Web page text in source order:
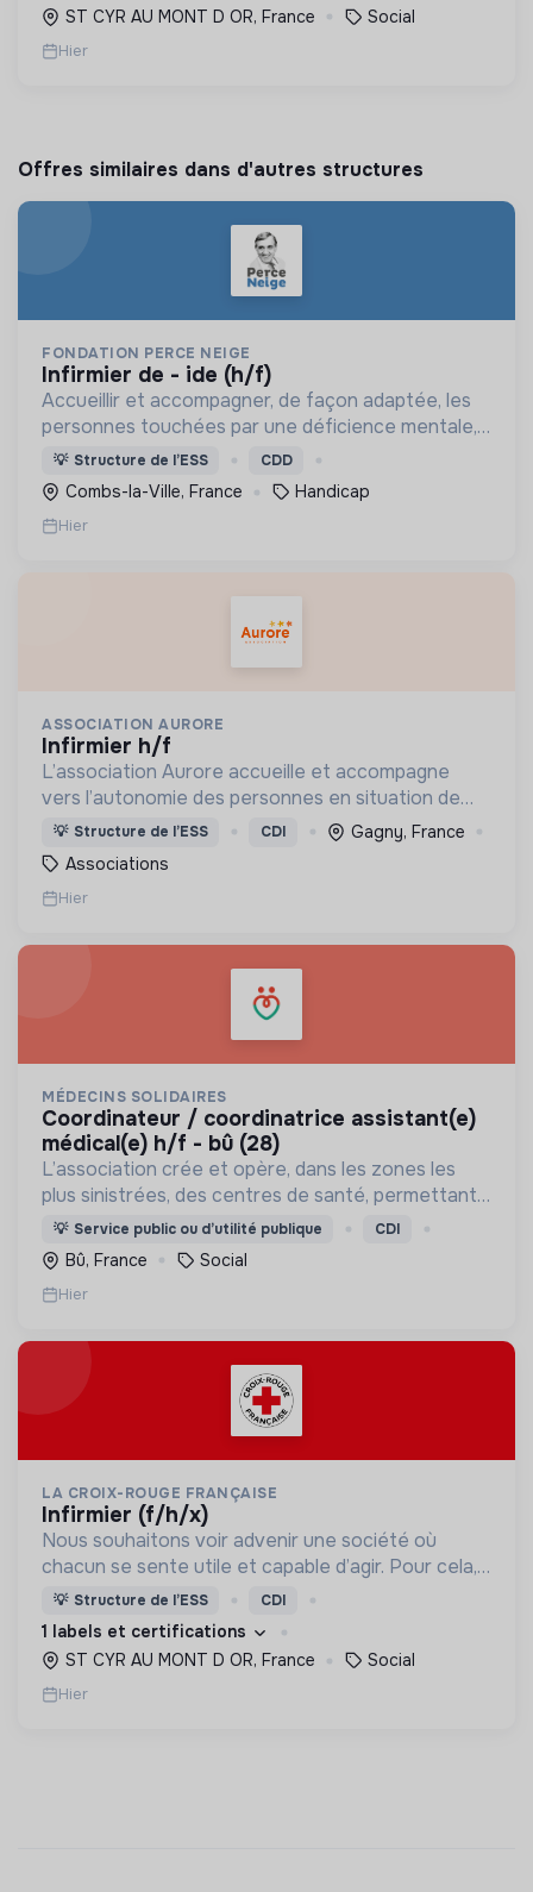
ST CYR AU MONT D OR, France
Social
Hier
Offres similaires dans d'autres structures
FONDATION PERCE NEIGE
infirmier de - ide (h/f)
Accueillir et accompagner, de façon adaptée, les
personnes touchées par une déficience mentale,
un handicap physique ou psychique
💡 Structure de l’ESS CDD
Combs-la-Ville, France Handicap
Hier
ASSOCIATION AURORE
infirmier h/f
L’association Aurore accueille et accompagne
vers l’autonomie des personnes en situation de
précarité ou d’exclusion via l’hébergement, les
soins et l’insertion sociale et professionnelle.
💡 Structure de l’ESS CDI
Gagny, France
Associations
Hier
MÉDECINS SOLIDAIRES
coordinateur / coordinatrice assistant(e)
médical(e) h/f - bû (28)
L’association crée et opère, dans les zones les
plus sinistrées, des centres de santé, permettant
aux populations de retrouver une porte à laquelle
frapper lorsque le besoin médical survient.
💡 Service public ou d’utilité publique CDI
Bû, France Social
Hier
LA CROIX-ROUGE FRANÇAISE
infirmier (f/h/x)
Nous souhaitons voir advenir une société où
chacun se sente utile et capable d’agir. Pour cela,
nous proposons des moyens et des lieux
d’engagement innovants et adaptés à tous.
💡 Structure de l’ESS CDI
1 labels et certifications
ST CYR AU MONT D OR, France
Social
Hier